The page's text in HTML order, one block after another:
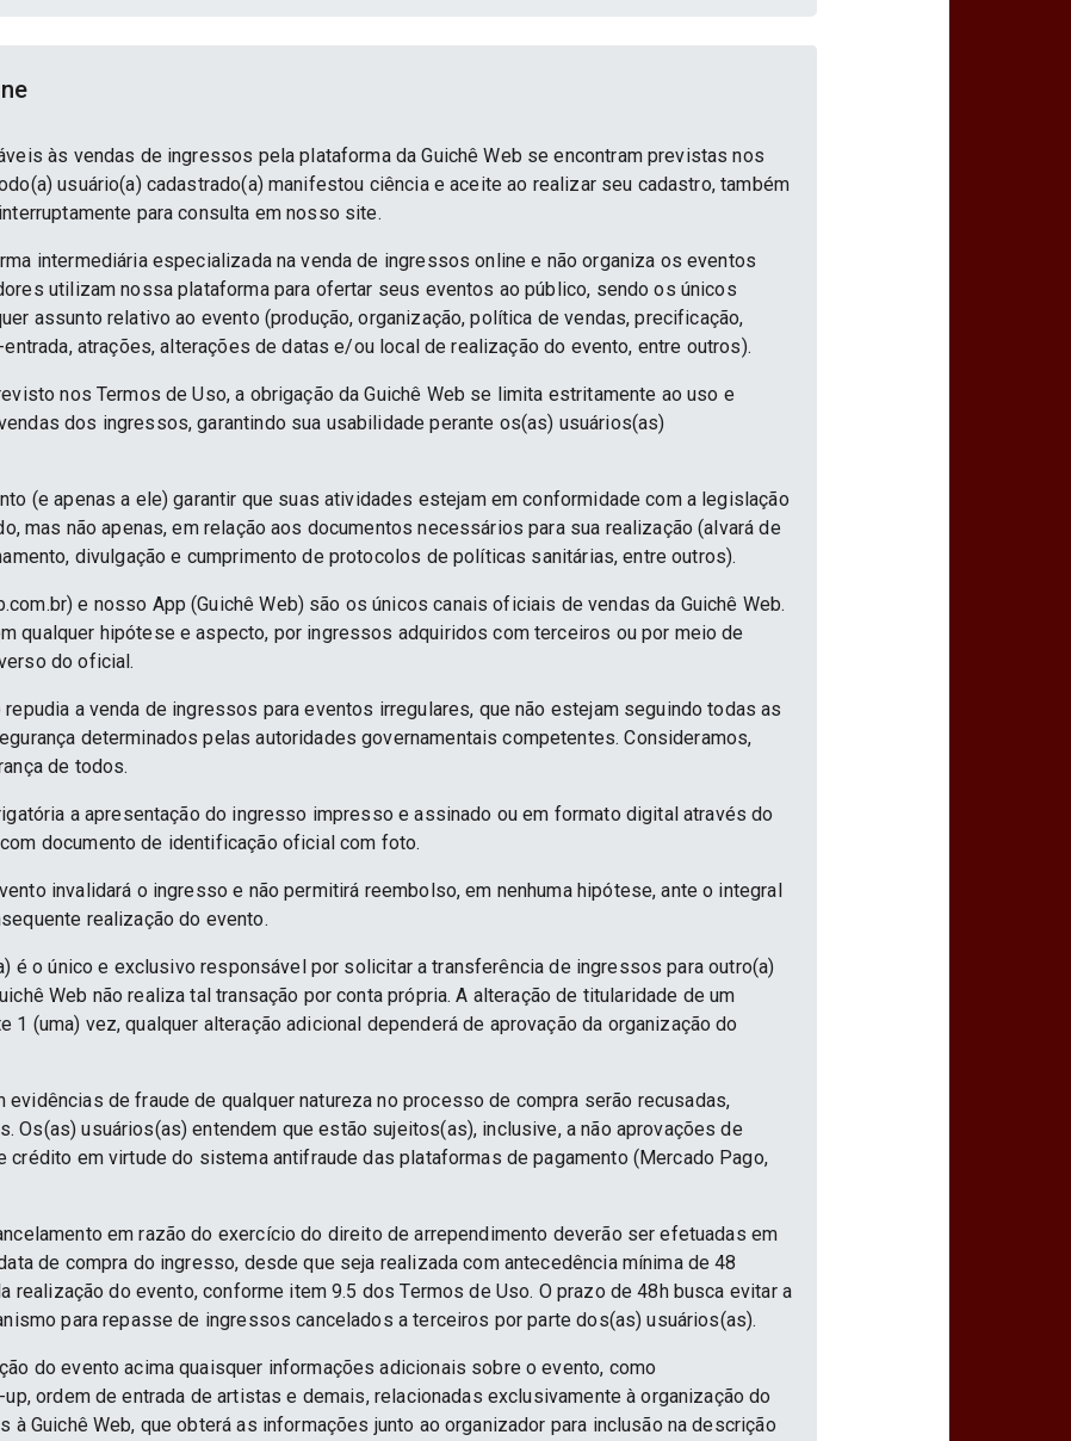
às vendas de ingressos pela plataforma da Guichê Web se encontram previstas nos
usuário(a) cadastrado(a) manifestou ciência e aceite ao realizar seu cadastro, também
para consulta em nosso site.
intermediária especializada na venda de ingressos online e não organiza os eventos
utilizam nossa plataforma para ofertar seus eventos ao público, sendo os únicos
assunto relativo ao evento (produção, organização, política de vendas, precificação,
atrações, alterações de datas e/ou local de realização do evento, entre outros).
nos Termos de Uso, a obrigação da Guichê Web se limita estritamente ao uso e
dos ingressos, garantindo sua usabilidade perante os(as) usuários(as)
(e apenas a ele) garantir que suas atividades estejam em conformidade com a legislação
mas não apenas, em relação aos documentos necessários para sua realização (alvará de
divulgação e cumprimento de protocolos de políticas sanitárias, entre outros).
e nosso App (Guichê Web) são os únicos canais oficiais de vendas da Guichê Web.
qualquer hipótese e aspecto, por ingressos adquiridos com terceiros ou por meio de
do oficial.
repudia a venda de ingressos para eventos irregulares, que não estejam seguindo todas as
determinados pelas autoridades governamentais competentes. Consideramos,
de todos.
a apresentação do ingresso impresso e assinado ou em formato digital através do
documento de identificação oficial com foto.
invalidará o ingresso e não permitirá reembolso, em nenhuma hipótese, ante o integral
realização do evento.
é o único e exclusivo responsável por solicitar a transferência de ingressos para outro(a)
Web não realiza tal transação por conta própria. A alteração de titularidade de um
1 (uma) vez, qualquer alteração adicional dependerá de aprovação da organização do
evidências de fraude de qualquer natureza no processo de compra serão recusadas,
Os(as) usuários(as) entendem que estão sujeitos(as), inclusive, a não aprovações de
crédito em virtude do sistema antifraude das plataformas de pagamento (Mercado Pago,
em razão do exercício do direito de arrependimento deverão ser efetuadas em
de compra do ingresso, desde que seja realizada com antecedência mínima de 48
realização do evento, conforme item 9.5 dos Termos de Uso. O prazo de 48h busca evitar a
para repasse de ingressos cancelados a terceiros por parte dos(as) usuários(as).
do evento acima quaisquer informações adicionais sobre o evento, como
ordem de entrada de artistas e demais, relacionadas exclusivamente à organização do
à Guichê Web, que obterá as informações junto ao organizador para inclusão na descrição